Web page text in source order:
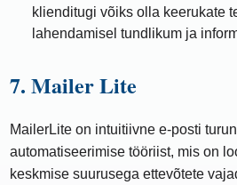
klienditugi võiks olla keerukate
lahendamisel tundlikum ja
7. Mailer Lite
MailerLite on intuitiivne e-posti
automatiseerimise tööriist, mis on
keskmise suurusega ettevõtete